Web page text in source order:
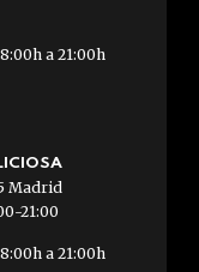
a 21:00h
Madrid
21:00
a 21:00h